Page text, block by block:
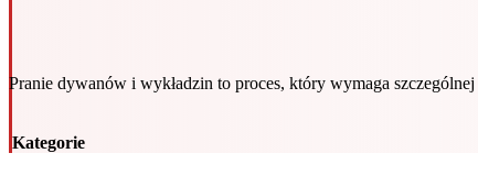
Pranie dywanów i wykładzin to proces, który wymaga
Kategorie